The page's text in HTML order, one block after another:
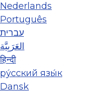
Nederlands
Português
עברית
العَرَبِيَّة
हिन्दी
ру́сский язы́к
Dansk